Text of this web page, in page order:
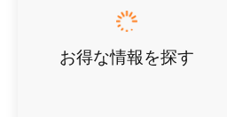
お得な情報を探す